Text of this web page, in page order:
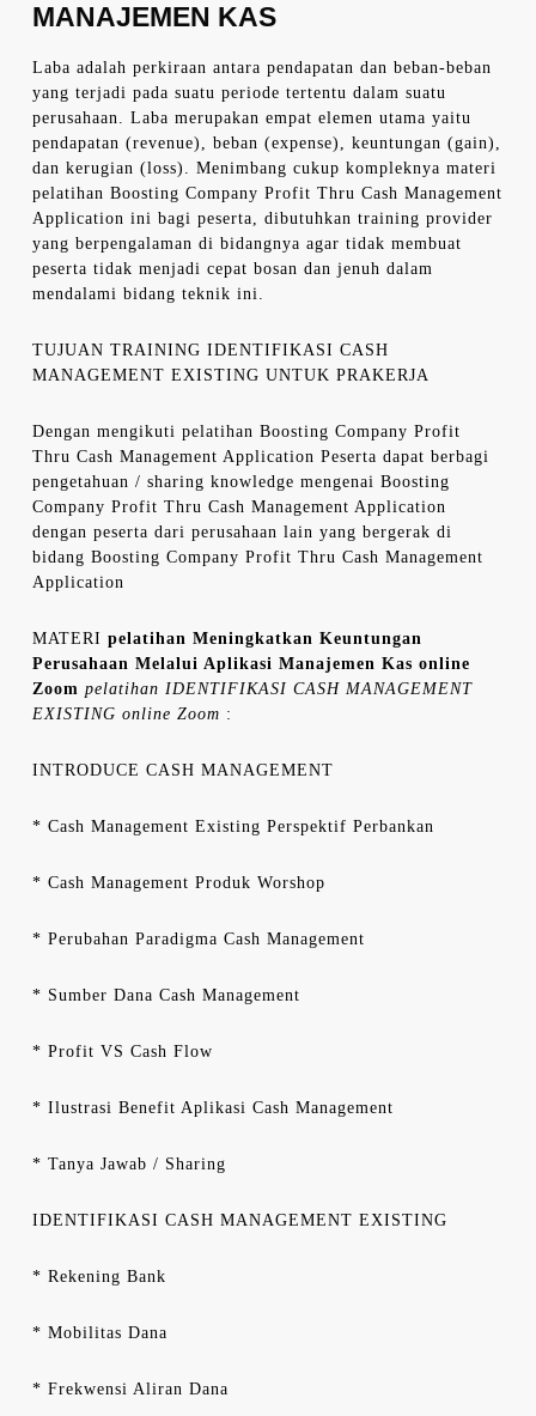
MANAJEMEN KAS
Laba adalah perkiraan antara pendapatan dan beban-beban
yang terjadi pada suatu periode tertentu dalam suatu
perusahaan. Laba merupakan empat elemen utama yaitu
pendapatan (revenue), beban (expense), keuntungan (gain),
dan kerugian (loss). Menimbang cukup kompleknya materi
pelatihan Boosting Company Profit Thru Cash Management
Application ini bagi peserta, dibutuhkan training provider
yang berpengalaman di bidangnya agar tidak membuat
peserta tidak menjadi cepat bosan dan jenuh dalam
mendalami bidang teknik ini.
TUJUAN TRAINING IDENTIFIKASI CASH
MANAGEMENT EXISTING UNTUK PRAKERJA
Dengan mengikuti pelatihan Boosting Company Profit
Thru Cash Management Application Peserta dapat berbagi
pengetahuan / sharing knowledge mengenai Boosting
Company Profit Thru Cash Management Application
dengan peserta dari perusahaan lain yang bergerak di
bidang Boosting Company Profit Thru Cash Management
Application
MATERI pelatihan Meningkatkan Keuntungan
Perusahaan Melalui Aplikasi Manajemen Kas online
Zoom pelatihan IDENTIFIKASI CASH MANAGEMENT
EXISTING online Zoom :
INTRODUCE CASH MANAGEMENT
* Cash Management Existing Perspektif Perbankan
* Cash Management Produk Worshop
* Perubahan Paradigma Cash Management
* Sumber Dana Cash Management
* Profit VS Cash Flow
* Ilustrasi Benefit Aplikasi Cash Management
* Tanya Jawab / Sharing
IDENTIFIKASI CASH MANAGEMENT EXISTING
* Rekening Bank
* Mobilitas Dana
* Frekwensi Aliran Dana